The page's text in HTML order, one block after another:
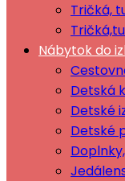
Tričká,
Nábytok do
Detská
Detské
Detské